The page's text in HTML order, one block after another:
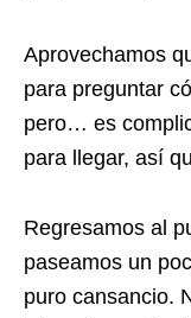
Aprovechamos
para preguntar
pero… es
para llegar, así
Regresamos al
paseamos un
puro cansancio.